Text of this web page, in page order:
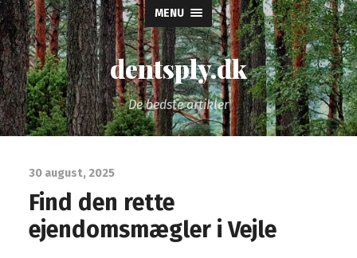
MENU
dentsply.dk
De bedste artikler
30 august, 2025
Find den rette
ejendomsmægler i Vejle